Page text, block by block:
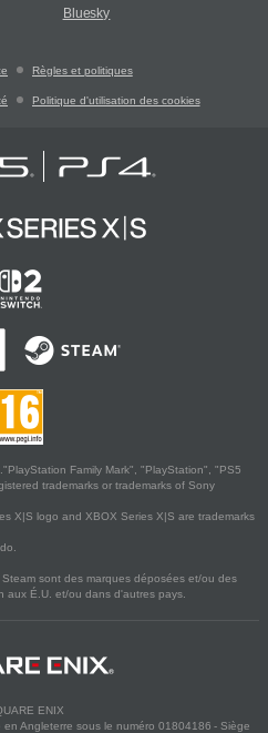
Bluesky
Règles et politiques
Politique d'utilisation des cookies
Family Mark", "PlayStation", "PS5
trademarks or trademarks of Sony
X|S logo and XBOX Series X|S are trademarks
sont des marques déposées et/ou des
aux É.U. et/ou dans d'autres pays.
ENIX
Angleterre sous le numéro 01804186 - Siège